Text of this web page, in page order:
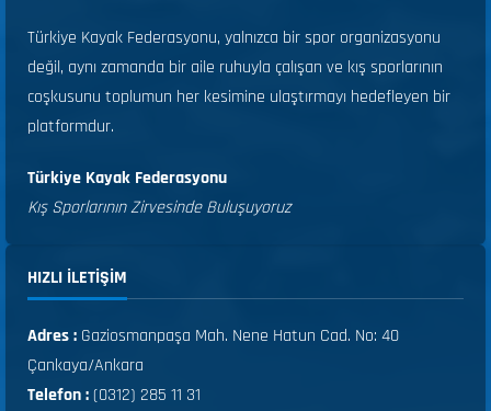
Türkiye Kayak Federasyonu, yalnızca bir spor organizasyonu
değil, aynı zamanda bir aile ruhuyla çalışan ve kış sporlarının
coşkusunu toplumun her kesimine ulaştırmayı hedefleyen bir
platformdur.
Türkiye Kayak Federasyonu
Kış Sporlarının Zirvesinde Buluşuyoruz
HIZLI ILETIŞIM
Adres : Gaziosmanpaşa Mah. Nene Hatun Cad. No: 40
Çankaya/Ankara
Telefon :(0312) 285 11 31